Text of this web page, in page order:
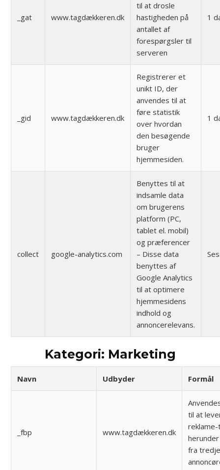
_gat www.tagdækkeren.dk
til at drosle
hastigheden på
antallet af
forespørgsler til
serveren
1
_gid www.tagdækkeren.dk
Registrerer et
unikt ID, der
anvendes til at
føre statistik
over hvordan
den besøgende
bruger
hjemmesiden.
1
collect google-analytics.com
Benyttes til at
indsamle data
om brugerens
platform (PC,
tablet el. mobil)
og præferencer
– Disse data
benyttes af
Google Analytics
til at optimere
hjemmesidens
indhold og
annoncerelevans.
Kategori: Marketing
Navn Udbyder Formål
_fbp www.tagdækkeren.dk
til at
fra